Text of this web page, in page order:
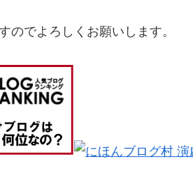
のでよろしくお願いします。